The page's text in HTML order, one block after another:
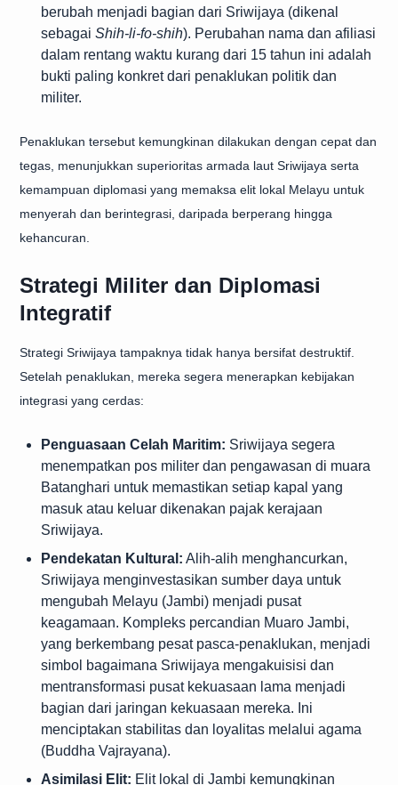
berubah menjadi bagian dari Sriwijaya (dikenal
sebagai Shih-li-fo-shih). Perubahan nama dan afiliasi
dalam rentang waktu kurang dari 15 tahun ini adalah
bukti paling konkret dari penaklukan politik dan
militer.
Penaklukan tersebut kemungkinan dilakukan dengan cepat dan
tegas, menunjukkan superioritas armada laut Sriwijaya serta
kemampuan diplomasi yang memaksa elit lokal Melayu untuk
menyerah dan berintegrasi, daripada berperang hingga
kehancuran.
Strategi Militer dan Diplomasi
Integratif
Strategi Sriwijaya tampaknya tidak hanya bersifat destruktif.
Setelah penaklukan, mereka segera menerapkan kebijakan
integrasi yang cerdas:
Penguasaan Celah Maritim: Sriwijaya segera
menempatkan pos militer dan pengawasan di muara
Batanghari untuk memastikan setiap kapal yang
masuk atau keluar dikenakan pajak kerajaan
Sriwijaya.
Pendekatan Kultural: Alih-alih menghancurkan,
Sriwijaya menginvestasikan sumber daya untuk
mengubah Melayu (Jambi) menjadi pusat
keagamaan. Kompleks percandian Muaro Jambi,
yang berkembang pesat pasca-penaklukan, menjadi
simbol bagaimana Sriwijaya mengakuisisi dan
mentransformasi pusat kekuasaan lama menjadi
bagian dari jaringan kekuasaan mereka. Ini
menciptakan stabilitas dan loyalitas melalui agama
(Buddha Vajrayana).
Asimilasi Elit: Elit lokal di Jambi kemungkinan